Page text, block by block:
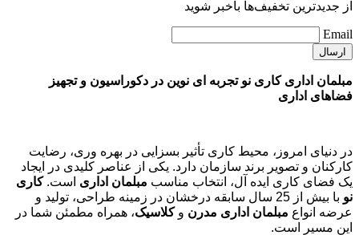
از جدیدترین تخفیف‌ها باخبر شوید
Email
مبلمان اداری کاری نو تجربه ای نوین در دکوراسیون و تجهیز
فضاهای اداری
در دنیای امروز، محیط کاری تأثیر بسزایی در بهره وری، رضایت
کارکنان و تصویر برند سازمان دارد. یکی از عناصر کلیدی در ایجاد
یک فضای کاری ایده آل، انتخاب مناسب مبلمان اداری است.کاری
نو
با بیش از 25 سال سابقه درخشان در زمینه طراحی، تولید و
عرضه انواع مبلمان اداری مدرن وکلاسیک، همراه مطمئن شما در
این مسیر است.